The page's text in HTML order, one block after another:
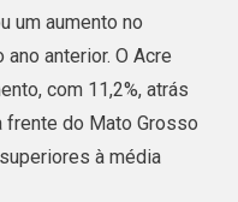
um aumento no
anterior. O Acre
com 11,2%, atrás
frente do Mato Grosso
à média